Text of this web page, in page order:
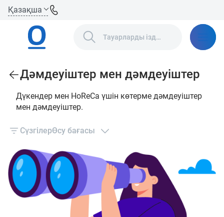
Қазақша
Дәмдеуіштер мен дәмдеуіштер
Дүкендер мен HoReCa үшін көтерме дәмдеуіштер
мен дәмдеуіштер.
СүзгілерӨсу бағасы